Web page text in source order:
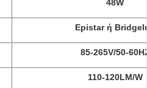
48W
Epistar ή
85-265V/50-
110-120LM/W